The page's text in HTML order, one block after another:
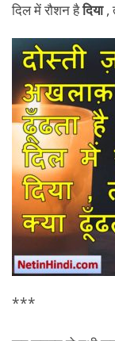
दिल में रौशन हैदिया,
***